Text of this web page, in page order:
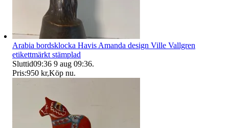
Arabia bordsklocka Havis Amanda design Ville Vallgren
etikettmärkt stämplad
Sluttid09:36 9 aug 09:36.
Pris:950 kr,Köp nu.